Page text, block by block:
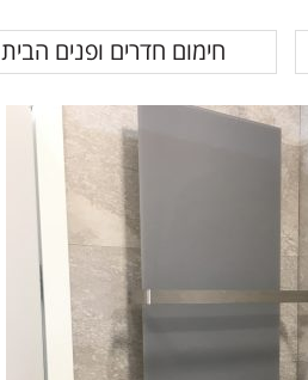
חימום חדרים ופנים הבית